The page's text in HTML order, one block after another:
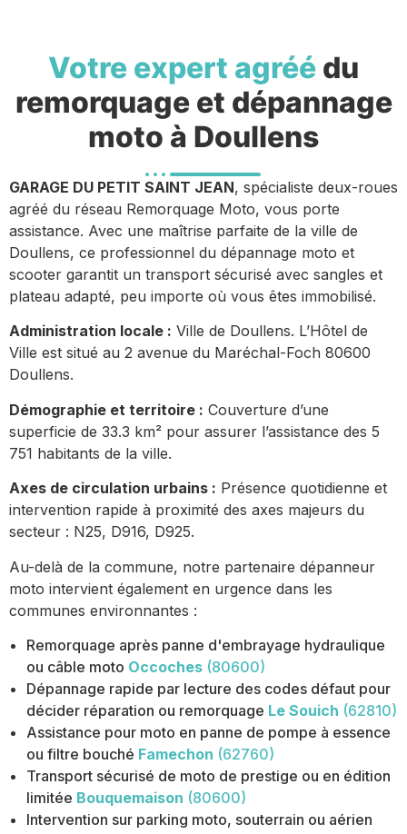
Votre expert agréé du
remorquage et dépannage
moto à Doullens
GARAGE DU PETIT SAINT JEAN, spécialiste deux-roues
agréé du réseau Remorquage Moto, vous porte
assistance. Avec une maîtrise parfaite de la ville de
Doullens, ce professionnel du dépannage moto et
scooter garantit un transport sécurisé avec sangles et
plateau adapté, peu importe où vous êtes immobilisé.
Administration locale : Ville de Doullens. L’Hôtel de
Ville est situé au 2 avenue du Maréchal-Foch 80600
Doullens.
Démographie et territoire : Couverture d’une
superficie de 33.3 km² pour assurer l’assistance des 5
751 habitants de la ville.
Axes de circulation urbains : Présence quotidienne et
intervention rapide à proximité des axes majeurs du
secteur : N25, D916, D925.
Au-delà de la commune, notre partenaire dépanneur
moto intervient également en urgence dans les
communes environnantes :
Remorquage après panne d'embrayage hydraulique
ou câble moto Occoches (80600)
Dépannage rapide par lecture des codes défaut pour
décider réparation ou remorquage Le Souich (62810)
Assistance pour moto en panne de pompe à essence
ou filtre bouché Famechon (62760)
Transport sécurisé de moto de prestige ou en édition
limitée Bouquemaison (80600)
Intervention sur parking moto, souterrain ou aérien